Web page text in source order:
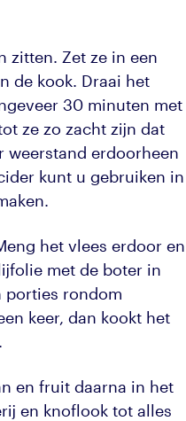
zitten. Zet ze in een
de kook. Draai het
30 minuten met
ze zo zacht zijn dat
weerstand erdoorheen
kunt u gebruiken in
het vlees erdoor en
met de boter in
porties rondom
keer, dan kookt het
en fruit daarna in het
en knoflook tot alles